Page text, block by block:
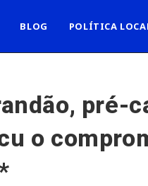
BLOG POLÍTICA
pré-
o